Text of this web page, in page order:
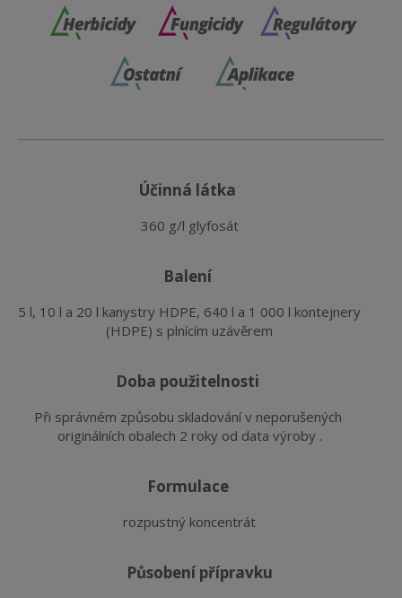
účinná látka
360 g/l glyfosát
balení
5 l, 10 l a 20 l kanystry HDPE, 640 l a 1 000 l kontejnery
(HDPE) s plnícím uzávěrem
doba použitelnosti
Při správném způsobu skladování v neporušených
originálních obalech 2 roky od data výroby .
formulace
rozpustný koncentrát
působení přípravku